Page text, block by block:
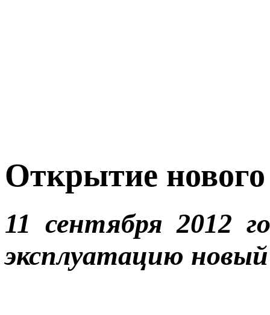
Открытие нового
11 сентября 2012
эксплуатацию новый